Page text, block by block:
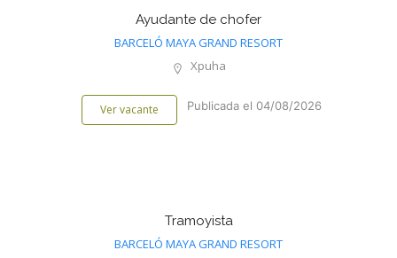
Ayudante de chofer
BARCELÓ MAYA GRAND RESORT
Xpuha
Ver vacante Publicada el 04/08/2026
Tramoyista
BARCELÓ MAYA GRAND RESORT